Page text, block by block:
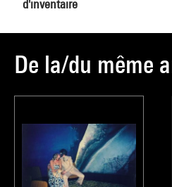
d'inventaire
De la/du même